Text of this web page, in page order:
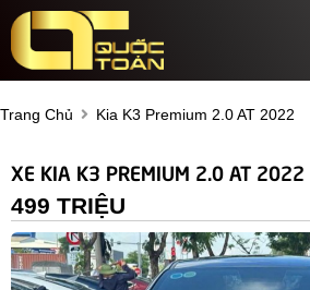
Trang Chủ Kia K3 Premium 2.0 AT 2022
XE KIA K3 PREMIUM 2.0 AT 2022
499 TRIỆU